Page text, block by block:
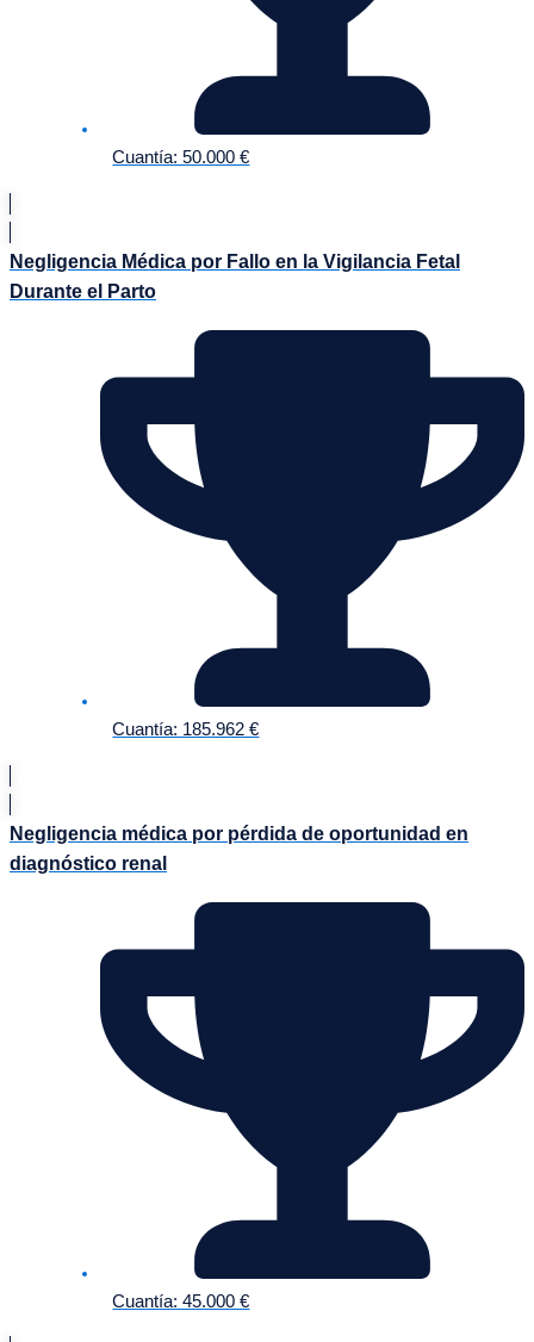
Cuantía: 50.000 €
Negligencia Médica por Fallo en la Vigilancia Fetal
Durante el Parto
Cuantía: 185.962 €
Negligencia médica por pérdida de oportunidad en
diagnóstico renal
Cuantía: 45.000 €